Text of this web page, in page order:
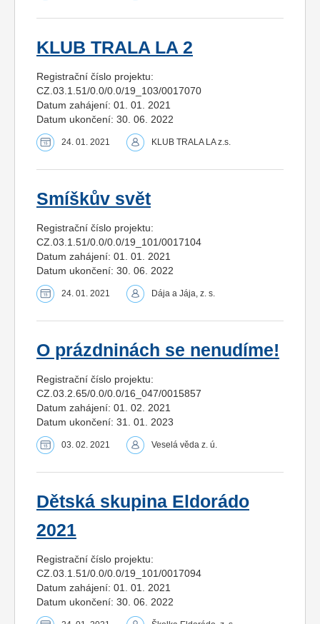
KLUB TRALA LA 2
Registrační číslo projektu:
CZ.03.1.51/0.0/0.0/19_103/0017070
Datum zahájení: 01. 01. 2021
Datum ukončení: 30. 06. 2022
24. 01. 2021 KLUB TRALA LA z.s.
Smíškův svět
Registrační číslo projektu:
CZ.03.1.51/0.0/0.0/19_101/0017104
Datum zahájení: 01. 01. 2021
Datum ukončení: 30. 06. 2022
24. 01. 2021 Dája a Jája, z. s.
O prázdninách se nenudíme!
Registrační číslo projektu:
CZ.03.2.65/0.0/0.0/16_047/0015857
Datum zahájení: 01. 02. 2021
Datum ukončení: 31. 01. 2023
03. 02. 2021 Veselá věda z. ú.
Dětská skupina Eldorádo
2021
Registrační číslo projektu:
CZ.03.1.51/0.0/0.0/19_101/0017094
Datum zahájení: 01. 01. 2021
Datum ukončení: 30. 06. 2022